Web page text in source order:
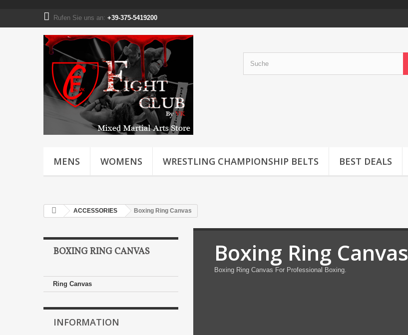
Rufen Sie uns an: +39-375-5419200
MENS WOMENS WRESTLING CHAMPIONSHIP BELTS BEST DEALS
ACCESSORIES Boxing Ring Canvas
BOXING RING CANVAS
Ring Canvas
INFORMATION
Boxing Ring Canvas
Boxing Ring Canvas For Professional Boxing.